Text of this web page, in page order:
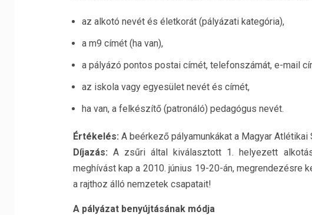
az alkotó nevét és életkorát (pályázati kategória),
a m9 címét (ha van),
a pályázó pontos postai címét, telefonszámát, e-mail
az iskola vagy egyesület nevét és címét,
ha van, a felkészítő (patronáló) pedagógus nevét.
Értékelés: A beérkező pályamunkákat a Magyar
Díjazás: A zsűri által kiválasztott 1. helyezett
meghívást kap a 2010. június 19-20-án, megrendezésre
a rajthoz álló nemzetek csapatait!
A pályázat benyújtásának módja